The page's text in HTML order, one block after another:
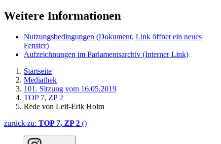
Weitere Informationen
Nutzungsbedingungen (Dokument, Link öffnet ein neues
Fenster)
Aufzeichnungen im Parlamentsarchiv (Interner Link)
Startseite
Mediathek
101. Sitzung vom 16.05.2019
TOP 7, ZP 2
Rede von Leif-Erik Holm
zurück zu: TOP 7, ZP 2 ()